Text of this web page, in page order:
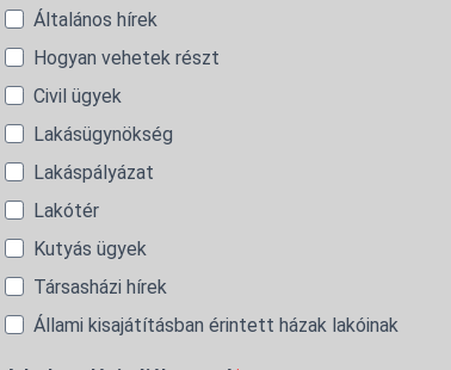
Általános hírek
Hogyan vehetek részt
Civil ügyek
Lakásügynökség
Lakáspályázat
Lakótér
Kutyás ügyek
Társasházi hírek
Állami kisajátításban érintett házak lakóinak